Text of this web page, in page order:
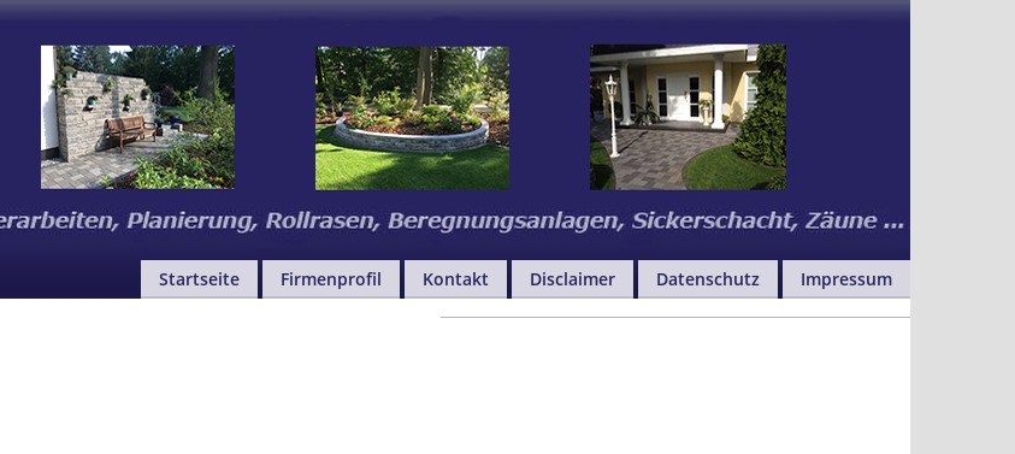
Startseite Firmenprofil Kontakt Disclaimer Datenschutz
Impressum